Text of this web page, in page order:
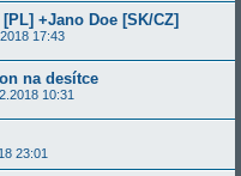
+Jano Doe [SK/CZ]
17:43
na desítce
10:31
23:01